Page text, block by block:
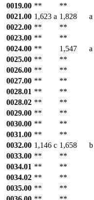
0019.00 ** **
0021.00 1,623 a 1,828 a
0022.00 ** **
0023.00 ** **
0024.00 ** 1,547 a
0025.00 ** **
0026.00 ** **
0027.00 ** **
0028.01 ** **
0028.02 ** **
0029.00 ** **
0030.00 ** **
0031.00 ** **
0032.00 1,146 c 1,658 b
0033.00 ** **
0034.01 ** **
0034.02 ** **
0035.00 ** **